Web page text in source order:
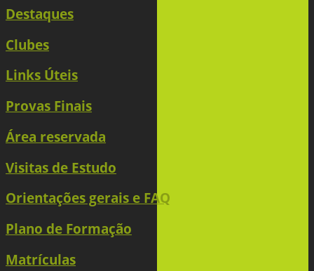
Destaques
Clubes
Links Úteis
Provas Finais
Área reservada
Visitas de Estudo
Orientações gerais e FAQ
Plano de Formação
Matrículas